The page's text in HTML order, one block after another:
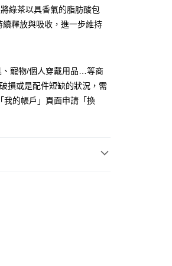
」的支付方式。 讓您購物簡單
結帳。
，將跳轉至「AFTEE先享後
，即可完成結帳。
訊。
，但若您需要取消訂單，請聯
結帳頁面顯示為準，若有關於
費
綠茶以具香氣的脂肪酸包
釋放與吸收，進一步維持
、寵物/個人穿戴用品…等商
損或是配件短缺的狀況，需
我的帳戶」頁面申請「換